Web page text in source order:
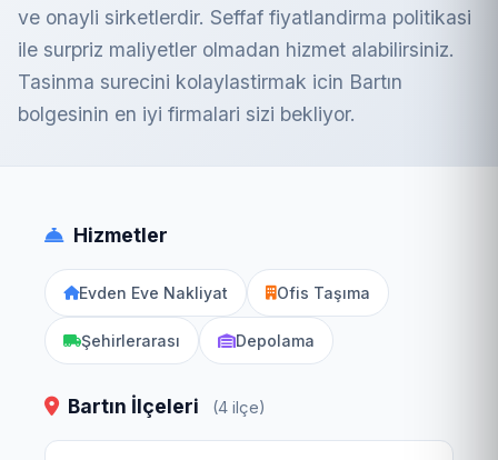
ve onayli sirketlerdir. Seffaf fiyatlandirma politikasi
ile surpriz maliyetler olmadan hizmet alabilirsiniz.
Tasinma surecini kolaylastirmak icin Bartın
bolgesinin en iyi firmalari sizi bekliyor.
Hizmetler
Evden Eve Nakliyat Ofis Taşıma
Şehirlerarası Depolama
Bartın İlçeleri (4 ilçe)